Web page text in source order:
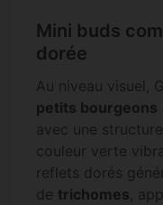
Mini buds
dorée
Au niveau visuel,
petits bourgeons
avec une
couleur verte
reflets dorés
de trichomes,